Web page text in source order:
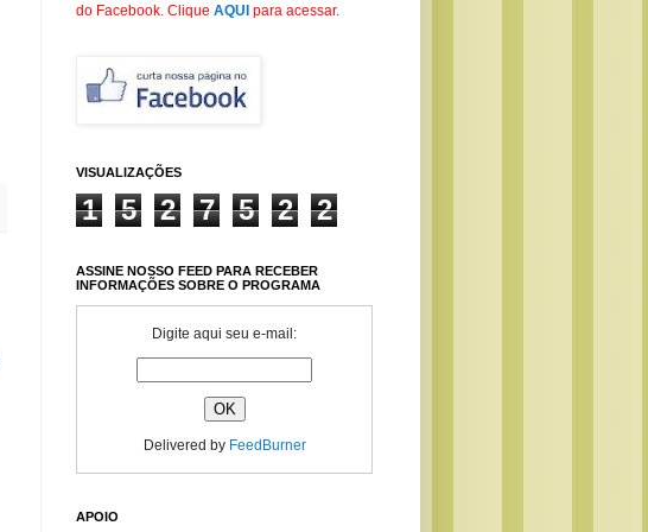
do Facebook . Clique AQUI para acessar.
VISUALIZAÇÕES
1 5 2 7 5 2 2
ASSINE NOSSO FEED PARA RECEBER
INFORMAÇÕES SOBRE O PROGRAMA
Digite aqui seu e-mail:
Delivered by FeedBurner
APOIO